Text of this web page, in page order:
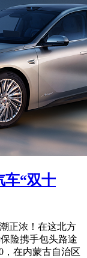
车“双十
正浓！在这北方
险携手包头路途
，在内蒙古自治区